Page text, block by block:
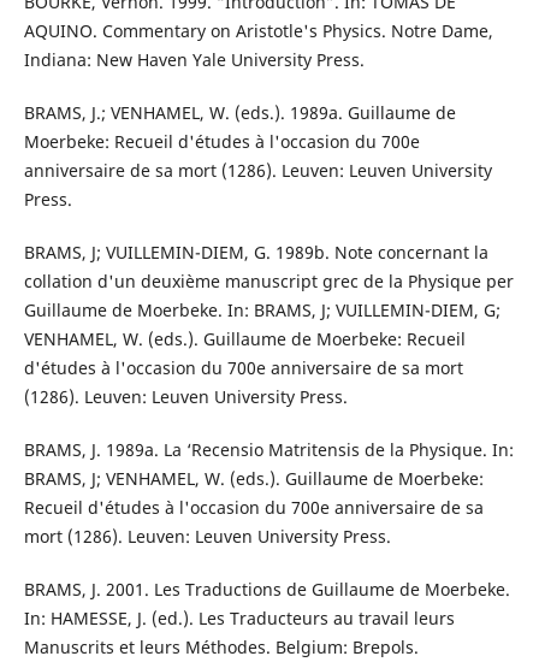
AQUINO. Commentary on Aristotle's Physics. Notre Dame,
Indiana: New Haven Yale University Press.
BRAMS, J.; VENHAMEL, W. (eds.). 1989a. Guillaume de
Moerbeke: Recueil d'études à l'occasion du 700e
anniversaire de sa mort (1286). Leuven: Leuven University
Press.
BRAMS, J; VUILLEMIN-DIEM, G. 1989b. Note concernant la
collation d'un deuxième manuscript grec de la Physique per
Guillaume de Moerbeke. In: BRAMS, J; VUILLEMIN-DIEM, G;
VENHAMEL, W. (eds.). Guillaume de Moerbeke: Recueil
d'études à l'occasion du 700e anniversaire de sa mort
(1286). Leuven: Leuven University Press.
BRAMS, J. 1989a. La ‘Recensio Matritensis de la Physique. In:
BRAMS, J; VENHAMEL, W. (eds.). Guillaume de Moerbeke:
Recueil d'études à l'occasion du 700e anniversaire de sa
mort (1286). Leuven: Leuven University Press.
BRAMS, J. 2001. Les Traductions de Guillaume de Moerbeke.
In: HAMESSE, J. (ed.). Les Traducteurs au travail leurs
Manuscrits et leurs Méthodes. Belgium: Brepols.